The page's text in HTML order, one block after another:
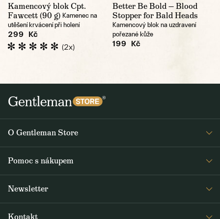
Kamencový blok Cpt.
Fawcett (90 g) Kamenec na
utěšení krvácení při holení
299 Kč
(2x)
Better Be Bold — Blood
Stopper for Bald Heads
Kamencový blok na uzdravení
pořezané kůže
199 Kč
O Gentleman Store
Šití na míru
Pomoc s nákupem
Newsletter
Kontakt